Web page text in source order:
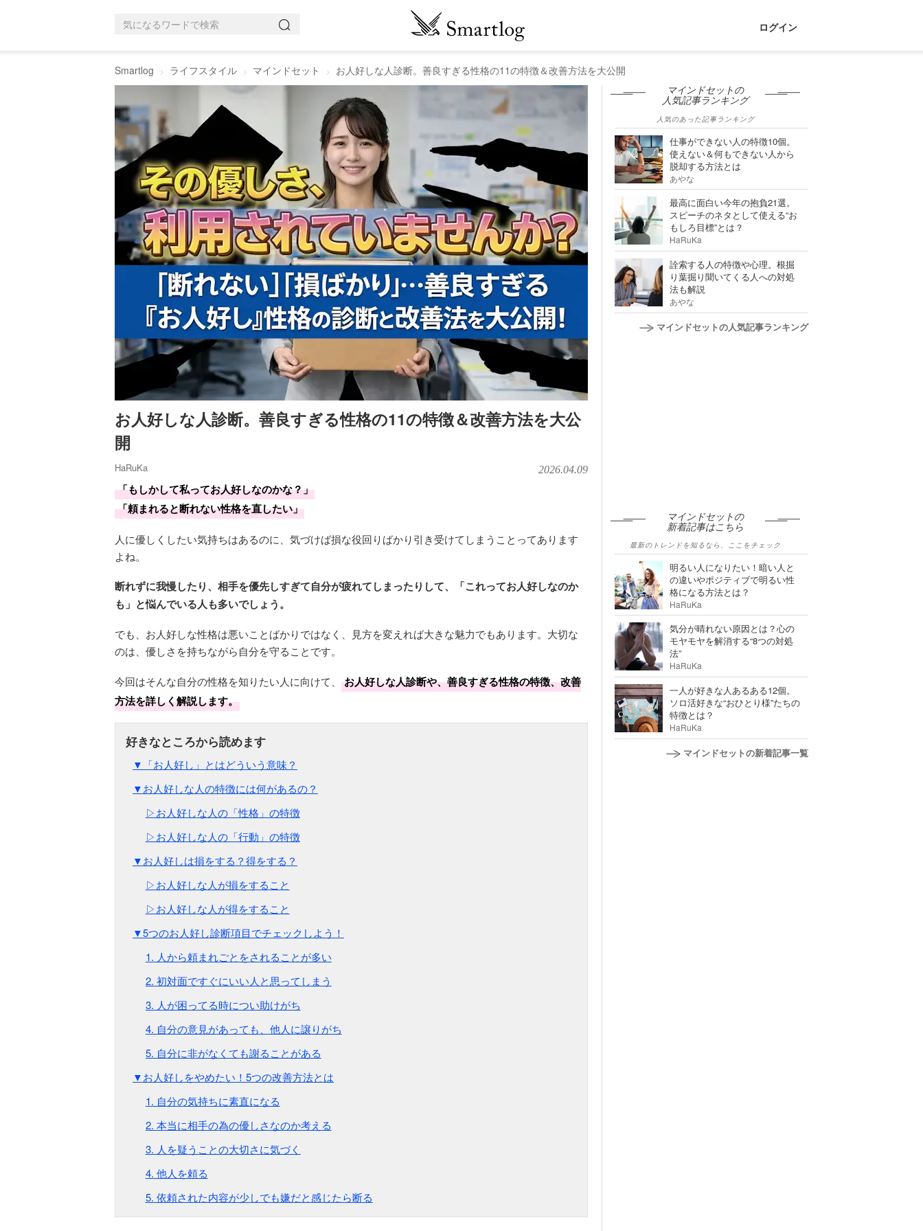
ログイン
Smartlog ライフスタイル マインドセット お人好しな人診断。善良すぎる性格の11の特徴＆改善方法を大公開
お人好しな人診断。善良すぎる性格の11の特徴＆改善方法を大公
開
HaRuKa 2026.04.09
「もしかして私ってお人好しなのかな？」
「頼まれると断れない性格を直したい」
人に優しくしたい気持ちはあるのに、気づけば損な役回りばかり引き受けてしまうことってあります
よね。
断れずに我慢したり、相手を優先しすぎて自分が疲れてしまったりして、「これってお人好しなのか
も」と悩んでいる人も多いでしょう。
でも、お人好しな性格は悪いことばかりではなく、見方を変えれば大きな魅力でもあります。大切な
のは、優しさを持ちながら自分を守ることです。
今回はそんな自分の性格を知りたい人に向けて、
お人好しな人診断や、善良すぎる性格の特徴、改善
方法を詳しく解説します。
▼「お人好し」とはどういう意味？
▼お人好しな人の特徴には何があるの？
▷お人好しな人の「性格」の特徴
▷お人好しな人の「行動」の特徴
▼お人好しは損をする？得をする？
▷お人好しな人が損をすること
▷お人好しな人が得をすること
▼5つのお人好し診断項目でチェックしよう！
1. 人から頼まれごとをされることが多い
2. 初対面ですぐにいい人と思ってしまう
3. 人が困ってる時につい助けがち
4. 自分の意見があっても、他人に譲りがち
5. 自分に非がなくても謝ることがある
▼お人好しをやめたい！5つの改善方法とは
1. 自分の気持ちに素直になる
2. 本当に相手の為の優しさなのか考える
3. 人を疑うことの大切さに気づく
4. 他人を頼る
5. 依頼された内容が少しでも嫌だと感じたら断る
マインドセットの
人気記事ランキング
人気のあった記事ランキング
仕事ができない人の特徴10個。
使えない＆何もできない人から
脱却する方法とは
あやな
最高に面白い今年の抱負21選。
スピーチのネタとして使える“お
もしろ目標”とは？
HaRuKa
詮索する人の特徴や心理。根掘
り葉掘り聞いてくる人への対処
法も解説
あやな
マインドセットの人気記事ランキング
マインドセットの
新着記事はこちら
最新のトレンドを知るなら、ここをチェック
明るい人になりたい！暗い人と
の違いやポジティブで明るい性
格になる方法とは？
HaRuKa
気分が晴れない原因とは？心の
モヤモヤを解消する“8つの対処
法”
HaRuKa
一人が好きな人あるある12個。
ソロ活好きな“おひとり様”たちの
特徴とは？
HaRuKa
マインドセットの新着記事一覧